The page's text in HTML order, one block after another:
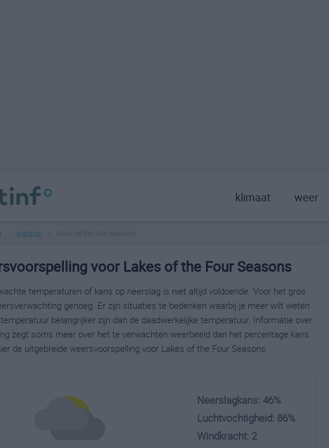
klimaat weer
indiana
voor Lakes of the Four Seasons
temperaturen of kans op neerslag is niet altijd voldoende. Voor het gros
genoeg. Er zijn situaties te bedenken waarbij je meer wilt weten
belangrijker zijn dan de daadwerkelijke temperatuur. Informatie over
zegt soms meer over het te verwachten weerbeeld dan het percentage kans
de uitgebreide weersvoorspelling voor Lakes of the Four Seasons.
Neerslagkans: 46%
Luchtvochtigheid: 86%
Windkracht: 2